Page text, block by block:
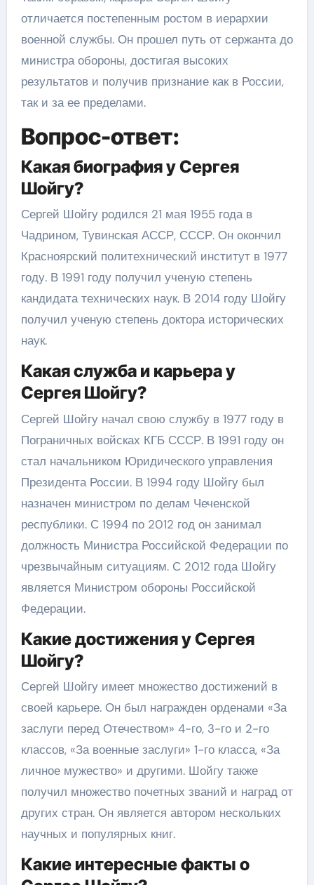
отличается постепенным ростом в иерархии
военной службы. Он прошел путь от сержанта до
министра обороны, достигая высоких
результатов и получив признание как в России,
так и за ее пределами.
Вопрос-ответ:
Какая биография у Сергея
Шойгу?
Сергей Шойгу родился 21 мая 1955 года в
Чадрином, Тувинская АССР, СССР. Он окончил
Красноярский политехнический институт в 1977
году. В 1991 году получил ученую степень
кандидата технических наук. В 2014 году Шойгу
получил ученую степень доктора исторических
наук.
Какая служба и карьера у
Сергея Шойгу?
Сергей Шойгу начал свою службу в 1977 году в
Пограничных войсках КГБ СССР. В 1991 году он
стал начальником Юридического управления
Президента России. В 1994 году Шойгу был
назначен министром по делам Чеченской
республики. С 1994 по 2012 год он занимал
должность Министра Российской Федерации по
чрезвычайным ситуациям. С 2012 года Шойгу
является Министром обороны Российской
Федерации.
Какие достижения у Сергея
Шойгу?
Сергей Шойгу имеет множество достижений в
своей карьере. Он был награжден орденами «За
заслуги перед Отечеством» 4-го, 3-го и 2-го
классов, «За военные заслуги» 1-го класса, «За
личное мужество» и другими. Шойгу также
получил множество почетных званий и наград от
других стран. Он является автором нескольких
научных и популярных книг.
Какие интересные факты о